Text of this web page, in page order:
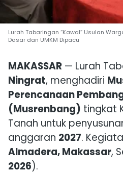
Lurah Tabaringan “Kawal” Usulan
Dasar dan UMKM Dipacu
MAKASSAR — Lurah
Ningrat, menghadiri
Perencanaan
(Musrenbang) tingkat
Tanah untuk
anggaran 2027.
Almadera, Makassar,
2026).